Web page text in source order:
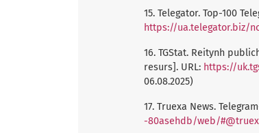
15. Telegator. Top-100
https://ua.telegator.biz/
16. TGStat. Reitynh
resurs]. URL: https://
06.08.2025)
17. Truexa News.
-80asehdb/web/